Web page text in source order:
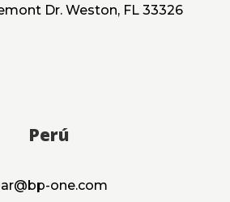
Dr. Weston, FL 33326
Perú
one.com